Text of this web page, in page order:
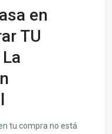
en
TU
tu compra no está